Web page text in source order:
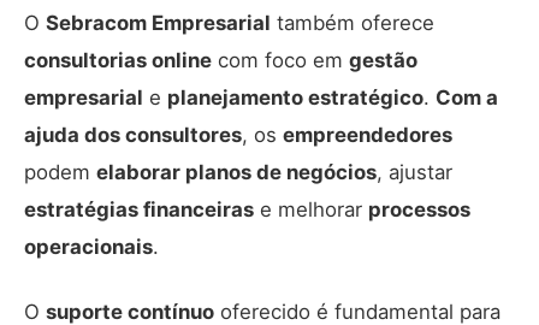
O Sebracom Empresarial também oferece
consultorias online com foco em gestão
empresarial e planejamento estratégico. Com a
ajuda dos consultores, os empreendedores
podem elaborar planos de negócios, ajustar
estratégias financeiras e melhorar processos
operacionais.
O suporte contínuo oferecido é fundamental para